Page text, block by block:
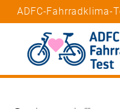
ADFC-Fahrradklima-